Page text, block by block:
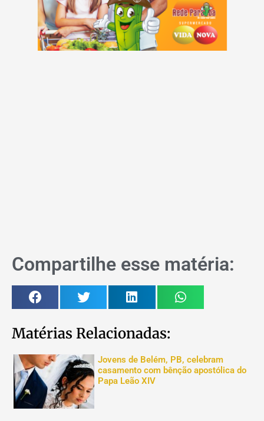
Compartilhe esse matéria:
Matérias Relacionadas:
Jovens de Belém, PB, celebram
casamento com bênção apostólica do
Papa Leão XIV